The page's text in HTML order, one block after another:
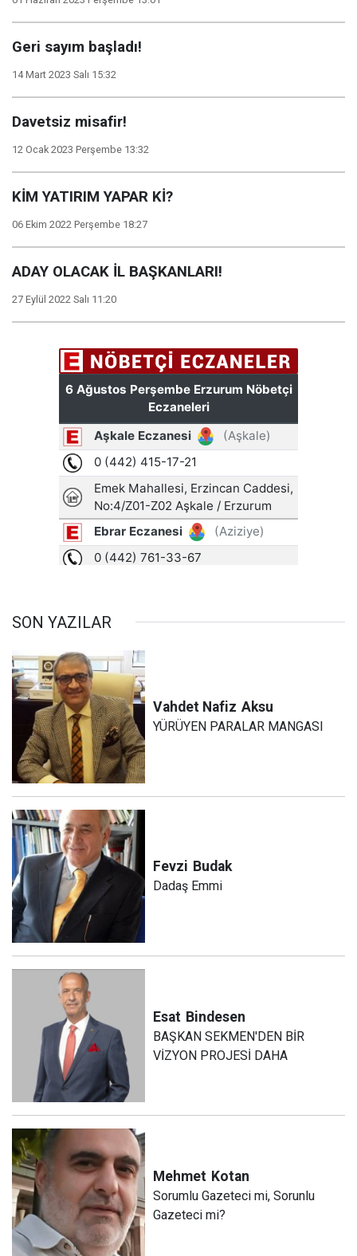
Geri sayım başladı!
14 Mart 2023 Salı 15:32
Davetsiz misafir!
12 Ocak 2023 Perşembe 13:32
KİM YATIRIM YAPAR Kİ?
06 Ekim 2022 Perşembe 18:27
ADAY OLACAK İL BAŞKANLARI!
27 Eylül 2022 Salı 11:20
SON YAZILAR
Vahdet Nafiz Aksu
YÜRÜYEN PARALAR MANGASI
Fevzi Budak
Dadaş Emmi
Esat Bindesen
BAŞKAN SEKMEN'DEN BİR
VİZYON PROJESİ DAHA
Mehmet Kotan
Sorumlu Gazeteci mi, Sorunlu
Gazeteci mi?